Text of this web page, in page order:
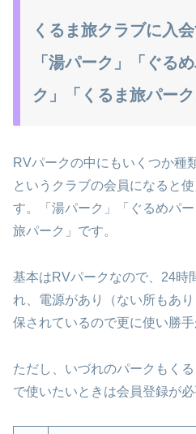
くるま旅クラブに入
「湯パーク」「ぐる
ク」「くるま旅パーク
RVパークの中にもいくつか種
というクラブの会員になると
す。「湯パーク」「ぐるめパ
旅パーク」です。
基本はRVパークなので、24時
れ、電源があり（ない所もあ
保されているので更に使い勝手
ただし、いづれのパークもく
で使いたいときは会員登録が必